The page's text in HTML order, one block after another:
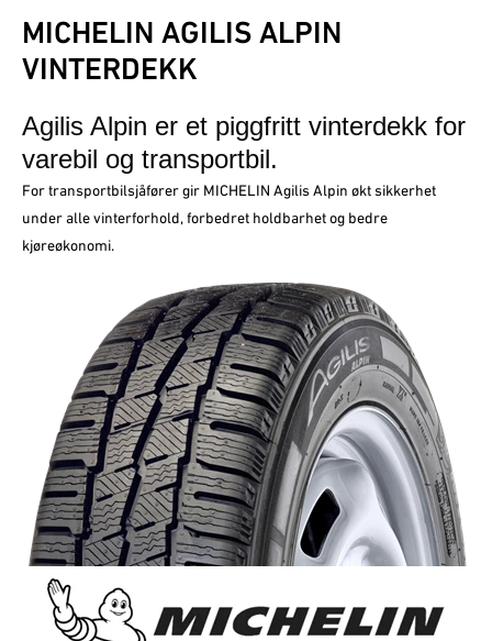
MICHELIN AGILIS ALPIN
VINTERDEKK
Agilis Alpin er et piggfritt vinterdekk for
varebil og transportbil.
For transportbilsjåfører gir MICHELIN Agilis Alpin økt sikkerhet
under alle vinterforhold, forbedret holdbarhet og bedre
kjøreøkonomi.